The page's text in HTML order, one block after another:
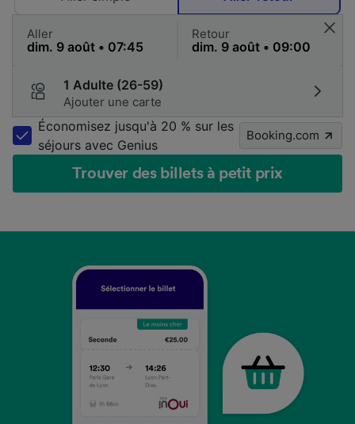
Aller Retour
1 Adulte (26-59)
Ajouter une carte
Économisez jusqu'à 20 % sur les
séjours avec Genius
Booking.com
Trouver des billets à petit prix